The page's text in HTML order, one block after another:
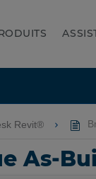
Revit®
As-